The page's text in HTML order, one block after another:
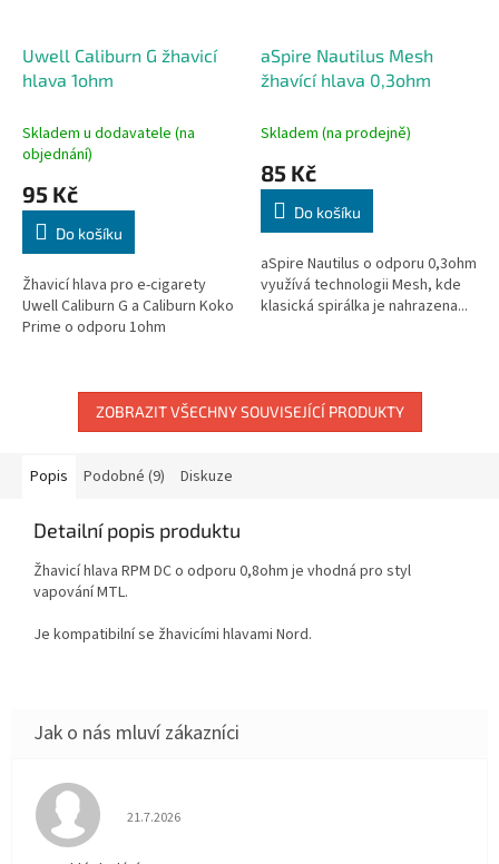
Uwell Caliburn G žhavicí
hlava 1ohm
Skladem u dodavatele (na
objednání)
95 Kč
Do košíku
Žhavicí hlava pro e-cigarety
Uwell Caliburn G a Caliburn Koko
Prime o odporu 1ohm
aSpire Nautilus Mesh
žhavící hlava 0,3ohm
Skladem (na prodejně)
85 Kč
Do košíku
aSpire Nautilus o odporu 0,3ohm
využívá technologii Mesh, kde
klasická spirálka je nahrazena...
ZOBRAZIT VŠECHNY SOUVISEJÍCÍ PRODUKTY
Popis Podobné (9) Diskuze
Detailní popis produktu
Žhavicí hlava RPM DC o odporu 0,8ohm je vhodná pro styl
vapování MTL.
Je kompatibilní se žhavicími hlavami Nord.
Hodnocení obchodu je 5 z 5 hvězdiček.
21.7.2026